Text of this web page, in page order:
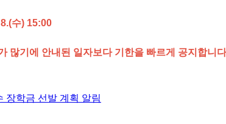
수) 15:00
많기에 안내된 일자보다 기한을 빠르게 공지합니
장학금 선발 계획 알림